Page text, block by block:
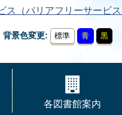
ス（バリアフリーサービス
背景色変更 標準 青 黒
各図書館案内